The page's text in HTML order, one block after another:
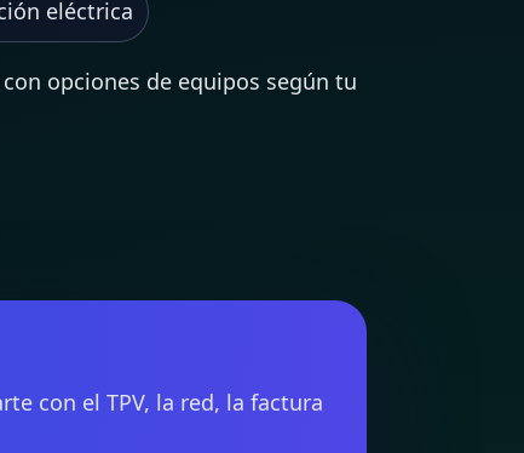
eléctrica
opciones de equipos según tu
con el TPV, la red, la factura